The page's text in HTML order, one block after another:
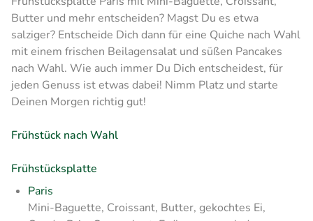
Butter und mehr entscheiden? Magst Du es etwa
salziger? Entscheide Dich dann für eine Quiche nach Wahl
mit einem frischen Beilagensalat und süßen Pancakes
nach Wahl. Wie auch immer Du Dich entscheidest, für
jeden Genuss ist etwas dabei! Nimm Platz und starte
Deinen Morgen richtig gut!
Frühstück nach Wahl
Frühstücksplatte
Paris
Mini-Baguette, Croissant, Butter, gekochtes Ei,